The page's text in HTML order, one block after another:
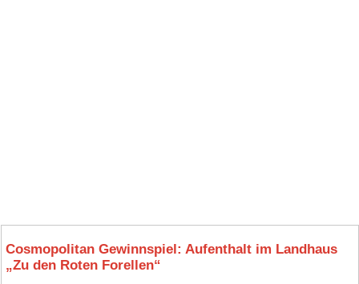
Cosmopolitan Gewinnspiel: Aufenthalt im Landhaus
„Zu den Roten Forellen“